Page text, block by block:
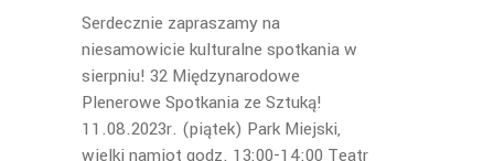
Serdecznie zapraszamy na
niesamowicie kulturalne spotkania w
sierpniu! 32 Międzynarodowe
Plenerowe Spotkania ze Sztuką!
11.08.2023r. (piątek) Park Miejski,
wielki namiot godz. 13:00-14:00 Teatr